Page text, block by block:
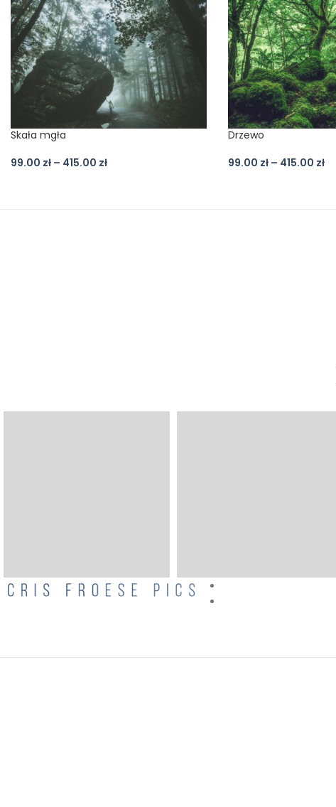
Skała mgła
99.00 zł – 415.00 zł
Drzewo
99.00 zł – 415.00 zł